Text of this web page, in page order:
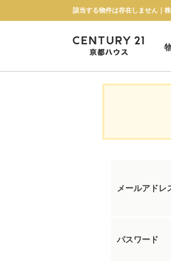
該当する物件は存在しません｜
メールアドレ
パスワード